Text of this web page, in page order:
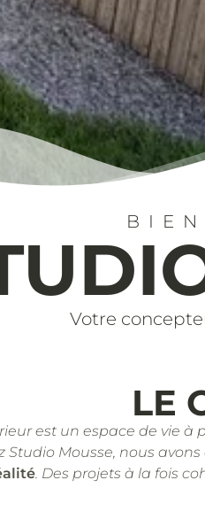
Votre
LE
est un espace de vie
Studio Mousse, nous
. Des projets à la fois